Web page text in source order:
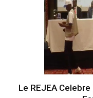
Le REJEA